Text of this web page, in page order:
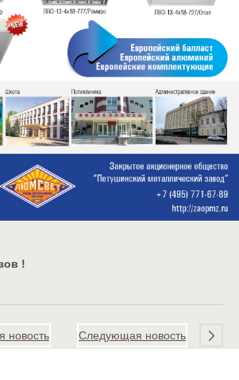
!
Следующая новость
новость